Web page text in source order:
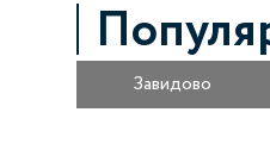
Завидово